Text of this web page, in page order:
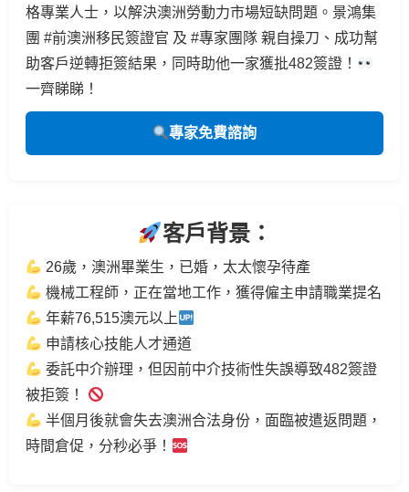
格專業人士，以解決澳洲勞動力市場短缺問題。景鴻集
團 #前澳洲移民簽證官 及 #專家團隊 親自操刀、成功幫
助客戶逆轉拒簽結果，同時助他一家獲批482簽證！
一齊睇睇！
專家免費諮詢
客戶背景：
26歲，澳洲畢業生，已婚，太太懷孕待產
機械工程師，正在當地工作，獲得僱主申請職業提名
年薪76,515澳元以上
申請核心技能人才通道
委託中介辦理，但因前中介技術性失誤導致482簽證
被拒簽！
半個月後就會失去澳洲合法身份，面臨被遣返問題，
時間倉促，分秒必爭！